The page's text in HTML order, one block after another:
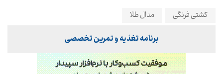
کشتی فرنگی مدال طلا
برنامه تغذیه و تمرین تخصصی